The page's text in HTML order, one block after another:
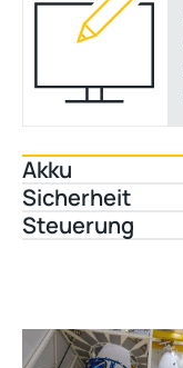
Akku
Sicherheit
Steuerung